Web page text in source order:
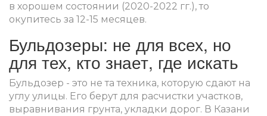
в хорошем состоянии (2020-2022 гг.), то
окупитесь за 12-15 месяцев.
Бульдозеры: не для всех, но
для тех, кто знает, где искать
Бульдозер - это не та техника, которую сдают на
углу улицы. Его берут для расчистки участков,
выравнивания грунта, укладки дорог. В Казани